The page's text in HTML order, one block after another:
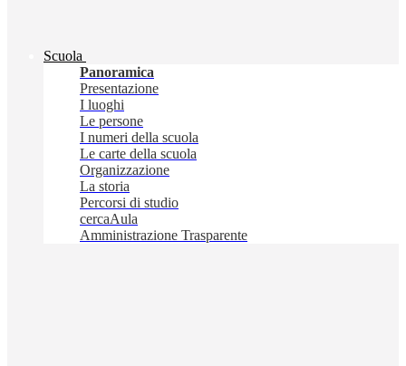
Scuola
Panoramica
Presentazione
I luoghi
Le persone
I numeri della scuola
Le carte della scuola
Organizzazione
La storia
Percorsi di studio
cercaAula
Amministrazione Trasparente